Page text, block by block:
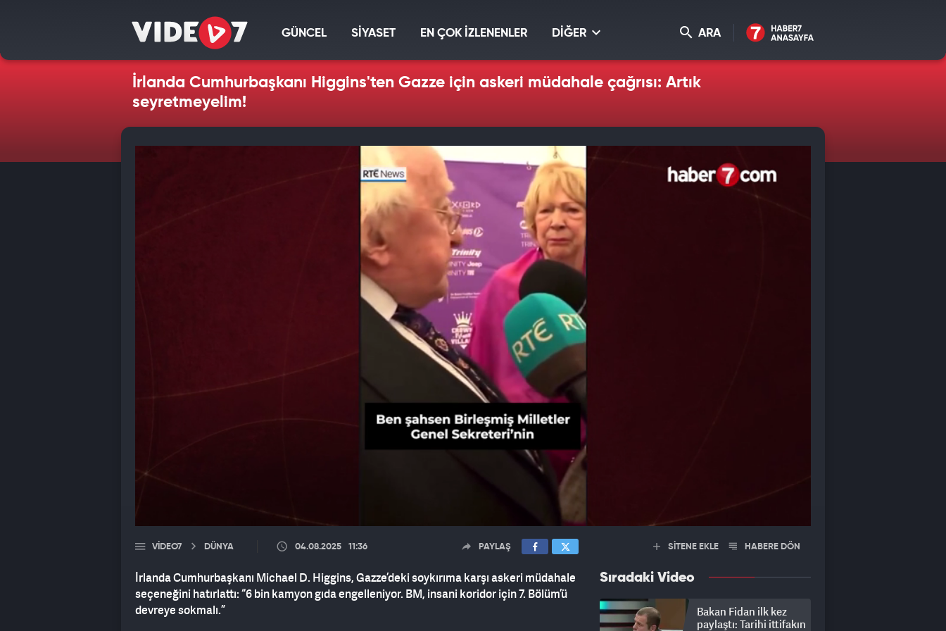
GÜNCEL SİYASET EN ÇOK İZLENENLER DİĞER ARA
İrlanda Cumhurbaşkanı Higgins'ten Gazze için askeri müdahale çağrısı: Artık
seyretmeyelim!
VIDEO7 DÜNYA 04.08.2025 11:36 PAYLAŞ
İrlanda Cumhurbaşkanı Michael D. Higgins, Gazze’deki soykırıma karşı askeri müdahale
seçeneğini hatırlattı: “6 bin kamyon gıda engelleniyor. BM, insani koridor için 7. Bölüm’ü
devreye sokmalı.”
SİTENE EKLE HABERE DÖN
Sıradaki Video
Bakan Fidan ilk kez
paylaştı: Tarihi ittifakın